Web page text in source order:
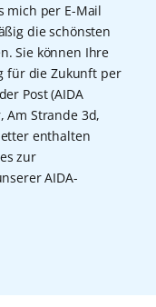
mich per E-Mail
die schönsten
Sie können Ihre
für die Zukunft per
Post (AIDA
Am Strande 3d,
enthalten
zur
AIDA-